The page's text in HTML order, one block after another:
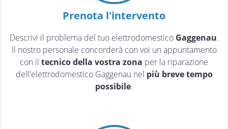
Prenota l'intervento
Descrivi il problema del tuo elettrodomestico Gaggenau.
Il nostro personale concorderà con voi un appuntamento
con il tecnico della vostra zona per la riparazione
dell'elettrodomestico Gaggenau nel più breve tempo
possibile.